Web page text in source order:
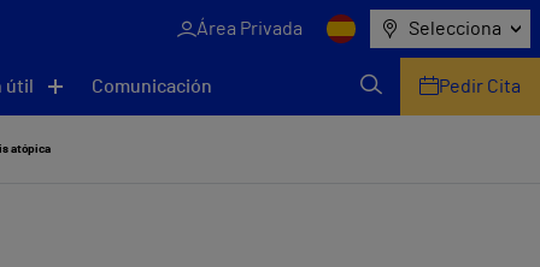
Área Privada Selecciona
útil Comunicación Pedir Cita
atópica